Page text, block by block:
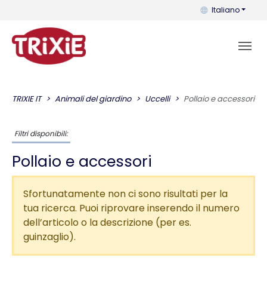
Puoi cambiare
Italiano
TRIXIE IT Animali del giardino Uccelli Pollaio e accessori
Filtri disponibili:
Pollaio e accessori
Sfortunatamente non ci sono risultati per la
tua ricerca. Puoi riprovare inserendo il numero
dell’articolo o la descrizione (per es.
guinzaglio).